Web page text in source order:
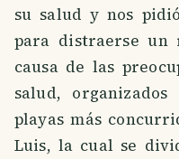
su salud y nos
para distraerse
causa de las
salud,
playas más
Luis, la cual se